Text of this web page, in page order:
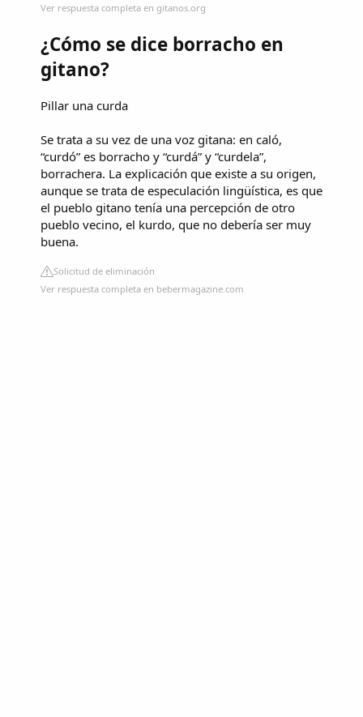
Ver respuesta completa en gitanos.org
¿Cómo se dice borracho en
gitano?
Pillar una curda
Se trata a su vez de una voz gitana: en caló,
“curdó” es borracho y “curdá” y “curdela”,
borrachera. La explicación que existe a su origen,
aunque se trata de especulación lingüística, es que
el pueblo gitano tenía una percepción de otro
pueblo vecino, el kurdo, que no debería ser muy
buena.
Solicitud de eliminación
Ver respuesta completa en bebermagazine.com